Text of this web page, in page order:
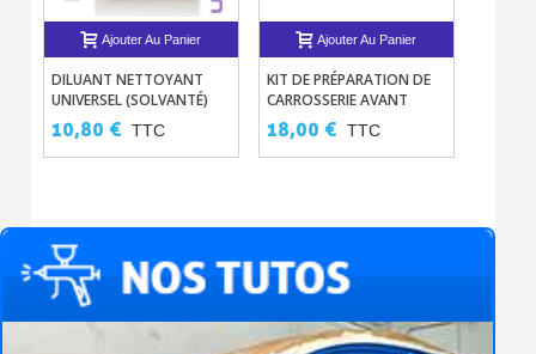
Ajouter Au Panier
DILUANT NETTOYANT
UNIVERSEL (SOLVANTÉ)
10,80 € TTC
Ajouter Au Panier
KIT DE PRÉPARATION DE
CARROSSERIE AVANT
PEINTURE
18,00 € TTC